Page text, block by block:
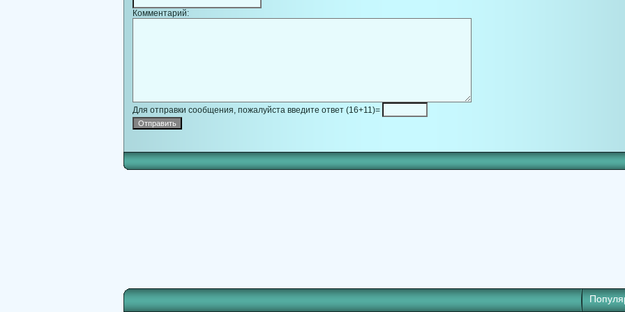
Комментарий:
Для отправки сообщения, пожалуйста введите ответ (16+11)=